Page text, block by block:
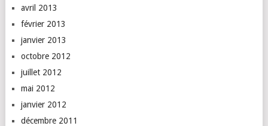
avril 2013
février 2013
janvier 2013
octobre 2012
juillet 2012
mai 2012
janvier 2012
décembre 2011